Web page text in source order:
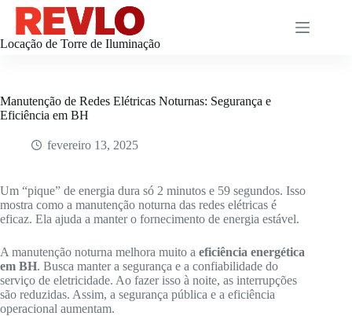
Pular
conteúdo
Locação de Torre de Iluminação
Manutenção de Redes Elétricas Noturnas: Segurança e
Eficiência em BH
fevereiro 13, 2025
Um “pique” de energia dura só 2 minutos e 59 segundos. Isso
mostra como a manutenção noturna das redes elétricas é
eficaz. Ela ajuda a manter o fornecimento de energia estável.
A manutenção noturna melhora muito a eficiência energética
em BH. Busca manter a segurança e a confiabilidade do
serviço de eletricidade. Ao fazer isso à noite, as interrupções
são reduzidas. Assim, a segurança pública e a eficiência
operacional aumentam.